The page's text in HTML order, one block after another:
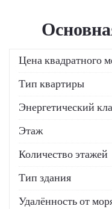
Цена квадратного
Тип квартиры
Энергетический
Этаж
Количество этажей
Тип здания
Удалённость от